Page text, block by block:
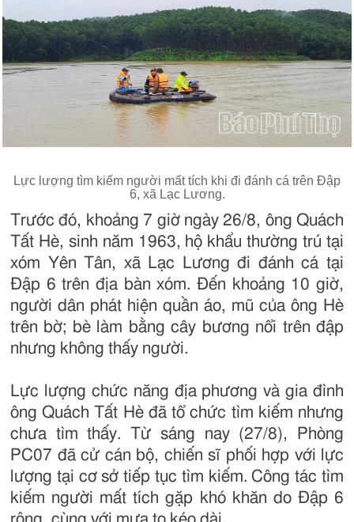
Lực lượng tìm kiếm người mất tích khi đi đánh cá trên Đập
6, xã Lạc Lương.
Trước đó, khoảng 7 giờ ngày 26/8, ông Quách
Tất Hè, sinh năm 1963, hộ khẩu thường trú tại
xóm Yên Tân, xã Lạc Lương đi đánh cá tại
Đập 6 trên địa bàn xóm. Đến khoảng 10 giờ,
người dân phát hiện quần áo, mũ của ông Hè
trên bờ; bè làm bằng cây bương nổi trên đập
nhưng không thấy người.
Lực lượng chức năng địa phương và gia đình
ông Quách Tất Hè đã tổ chức tìm kiếm nhưng
chưa tìm thấy. Từ sáng nay (27/8), Phòng
PC07 đã cử cán bộ, chiến sĩ phối hợp với lực
lượng tại cơ sở tiếp tục tìm kiếm. Công tác tìm
kiếm người mất tích gặp khó khăn do Đập 6